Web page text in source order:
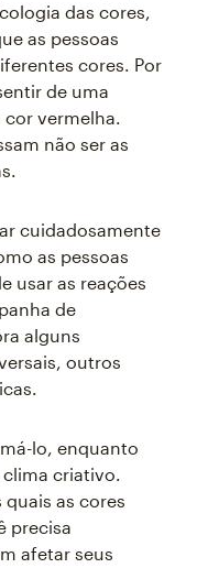
das cores,
as pessoas
cores. Por
de uma
cor vermelha.
não ser as
cuidadosamente
as pessoas
usar as reações
de
alguns
outros
lo, enquanto
criativo.
quais as cores
precisa
afetar seus